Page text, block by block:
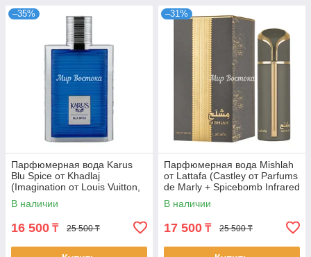
–35%
Парфюмерная вода Karus
Blu Spice от Khadlaj
(Imagination от Louis Vuitton,
100 мл)
В наличии
16 500 ₸ 25 500 ₸
–31%
Парфюмерная вода Mishlah
от Lattafa (Castley от Parfums
de Marly + Spicebomb Infrared
от Viktor&Rolf, 100 мл)
В наличии
17 500 ₸ 25 500 ₸